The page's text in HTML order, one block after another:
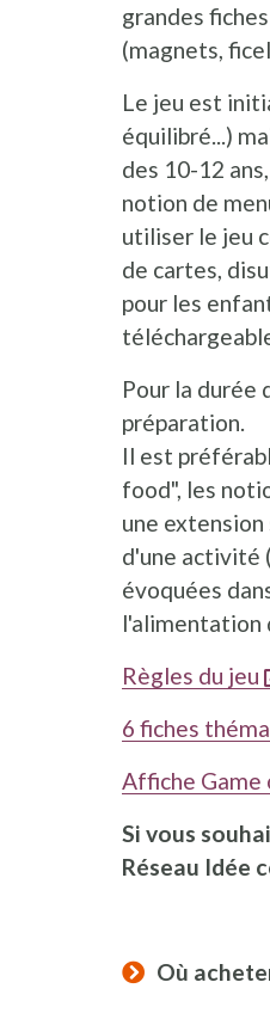
grandes
(magnets,
Le jeu est
équilibré...)
des 10-12
notion de
utiliser le jeu
de cartes,
pour les
Pour la durée
préparation.
Il est
food", les
une
d'une activité
évoquées
l'alimentation
Règles du jeu
6 fiches
Affiche Game
Si vous
Réseau Idée
Où